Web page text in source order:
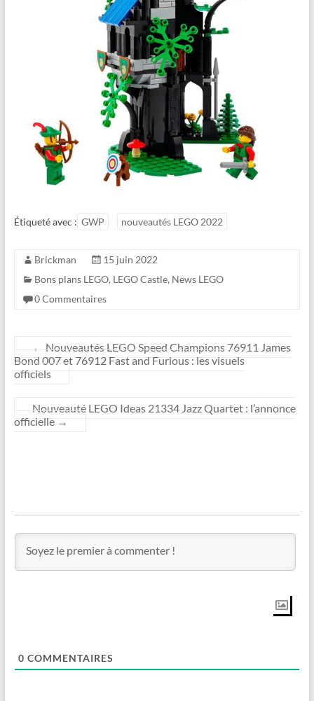
Étiqueté avec : GWP nouveautés LEGO 2022
Brickman
15 juin 2022
Bons plans LEGO, LEGO Castle, News LEGO
0 Commentaires
←
Nouveautés LEGO Speed Champions 76911 James
Bond 007 et 76912 Fast and Furious : les visuels
officiels
Nouveauté LEGO Ideas 21334 Jazz Quartet : l’annonce
officielle →
0 COMMENTAIRES